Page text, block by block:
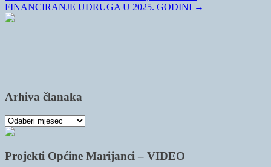
FINANCIRANJE UDRUGA U 2025. GODINI →
Arhiva članaka
Arhiva
članaka
Projekti Općine Marijanci – VIDEO